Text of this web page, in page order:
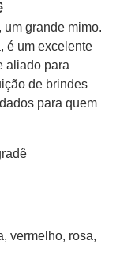
um grande mimo.
é um excelente
aliado para
de brindes
para quem
vermelho, rosa,